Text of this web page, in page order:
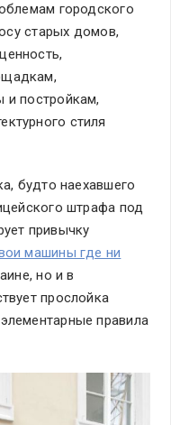
городского
старых домов,
и постройкам,
стиля
будто наехавшего
штрафа под
привычку
машины где ни
но и в
прослойка
правила